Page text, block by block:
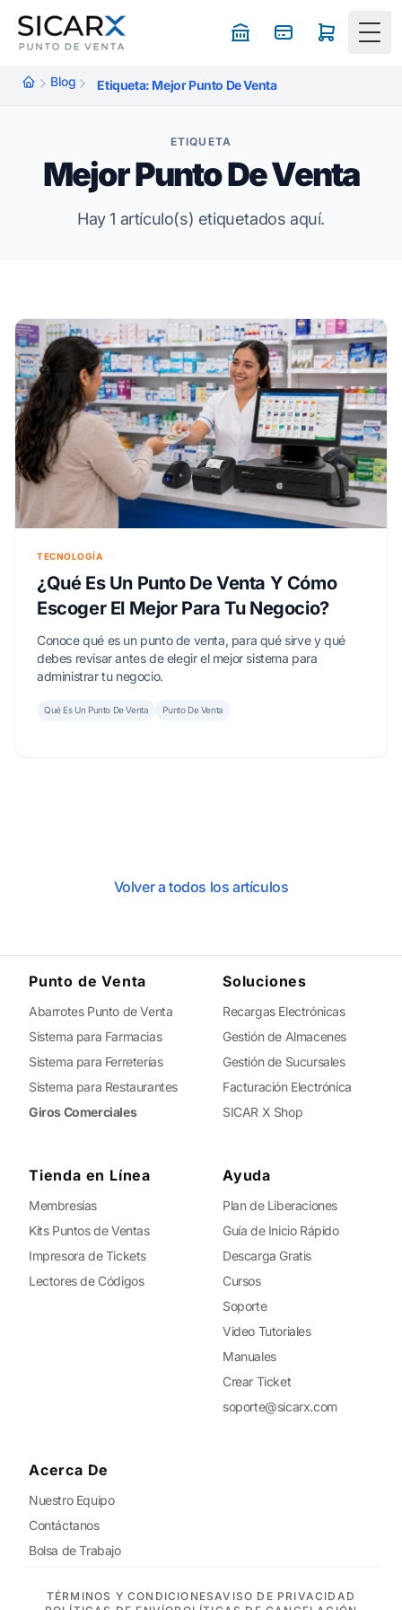
Blog Etiqueta: Mejor Punto De Venta
ETIQUETA
Mejor Punto De Venta
Hay 1 artículo(s) etiquetados aquí.
TECNOLOGÍA
¿Qué Es Un Punto De Venta Y Cómo
Escoger El Mejor Para Tu Negocio?
Conoce qué es un punto de venta, para qué sirve y qué
debes revisar antes de elegir el mejor sistema para
administrar tu negocio.
Qué Es Un Punto De Venta Punto De Venta
Volver a todos los artículos
Punto de Venta
Abarrotes Punto de Venta
Sistema para Farmacias
Sistema para Ferreterías
Sistema para Restaurantes
Giros Comerciales
Soluciones
Recargas Electrónicas
Gestión de Almacenes
Gestión de Sucursales
Facturación Electrónica
SICAR X Shop
Tienda en Línea
Membresías
Kits Puntos de Ventas
Impresora de Tickets
Lectores de Códigos
Ayuda
Plan de Liberaciones
Guía de Inicio Rápido
Descarga Gratis
Cursos
Soporte
Video Tutoriales
Manuales
Crear Ticket
soporte@sicarx.com
Acerca De
Nuestro Equipo
Contáctanos
Bolsa de Trabajo
TÉRMINOS Y CONDICIONESAVISO DE PRIVACIDAD